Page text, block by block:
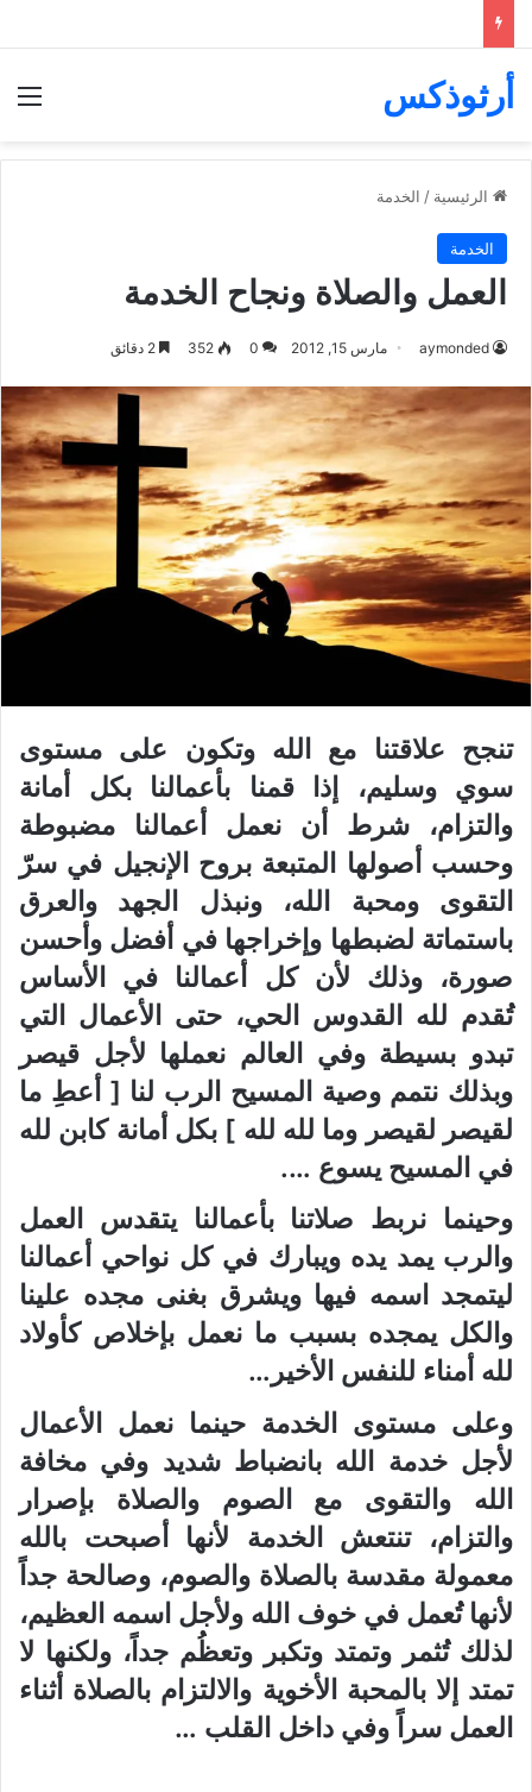
أرثوذكس
الرئيسية / الخدمة
الخدمة
العمل والصلاة ونجاح الخدمة
aymonded مارس 15, 2012 0
352
تنجح علاقتنا مع الله وتكون على مستوى
سوي وسليم، إذا قمنا بأعمالنا بكل أمانة
والتزام، شرط أن نعمل أعمالنا مضبوطة
وحسب أصولها المتبعة بروح الإنجيل في سرّ
التقوى ومحبة الله، ونبذل الجهد والعرق
باستماتة لضبطها وإخراجها في أفضل وأحسن
صورة، وذلك لأن كل أعمالنا في الأساس
تُقدم لله القدوس الحي، حتى الأعمال التي
تبدو بسيطة وفي العالم نعملها لأجل قيصر
وبذلك نتمم وصية المسيح الرب لنا [ أعطِ ما
لقيصر لقيصر وما لله لله ] بكل أمانة كابن لله
في المسيح يسوع ….
وحينما نربط صلاتنا بأعمالنا يتقدس العمل
والرب يمد يده ويبارك في كل نواحي أعمالنا
ليتمجد اسمه فيها ويشرق بغنى مجده علينا
والكل يمجده بسبب ما نعمل بإخلاص كأولاد
لله أمناء للنفس الأخير…
وعلى مستوى الخدمة حينما نعمل الأعمال
لأجل خدمة الله بانضباط شديد وفي مخافة
الله والتقوى مع الصوم والصلاة بإصرار
والتزام، تنتعش الخدمة لأنها أصبحت بالله
معمولة مقدسة بالصلاة والصوم، وصالحة جداً
لأنها تُعمل في خوف الله ولأجل اسمه العظيم،
لذلك تُثمر وتمتد وتكبر وتعظُم جداً، ولكنها لا
تمتد إلا بالمحبة الأخوية والالتزام بالصلاة أثناء
العمل سراً وفي داخل القلب …